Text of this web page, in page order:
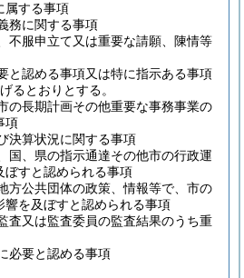
属する事項
務に関する事項
不服申立て又は重要な請願、陳情等
と認める事項又は特に指示ある事項
るとおりとする。
の長期計画その他重要な事務事業の
項
決算状況に関する事項
国、県の指示通達その他市の行政運
ぼすと認められる事項
方公共団体の政策、情報等で、市の
響を及ぼすと認められる事項
査又は監査委員の監査結果のうち重
必要と認める事項